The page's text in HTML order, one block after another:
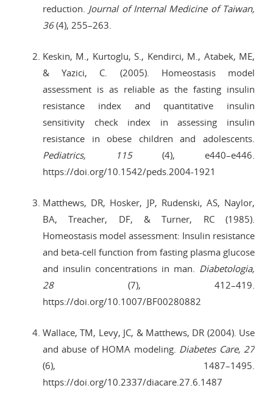
reduction. Journal of Internal Medicine of Taiwan,
36(4), 255–263.
Keskin, M., Kurtoglu, S., Kendirci, M., Atabek, ME,
& Yazici, C. (2005). Homeostasis model
assessment is as reliable as the fasting insulin
resistance index and quantitative insulin
sensitivity check index in assessing insulin
resistance in obese children and adolescents.
Pediatrics, 115(4), e440–e446.
https://doi.org/10.1542/peds.2004-1921
Matthews, DR, Hosker, JP, Rudenski, AS, Naylor,
BA, Treacher, DF, & Turner, RC (1985).
Homeostasis model assessment: Insulin resistance
and beta-cell function from fasting plasma glucose
and insulin concentrations in man. Diabetologia,
28(7), 412–419.
https://doi.org/10.1007/BF00280882
Wallace, TM, Levy, JC, & Matthews, DR (2004). Use
and abuse of HOMA modeling. Diabetes Care, 27
(6), 1487–1495.
https://doi.org/10.2337/diacare.27.6.1487